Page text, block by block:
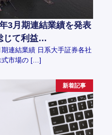
3月期連結業績を発表
じて利益…
連結業績 日系大手証券各社
式市場の […]
新着記事